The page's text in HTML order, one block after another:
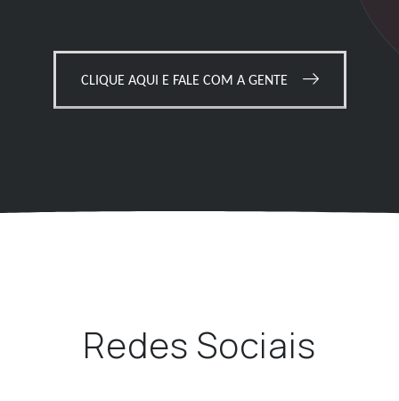
CLIQUE AQUI E FALE COM A GENTE
Redes Sociais